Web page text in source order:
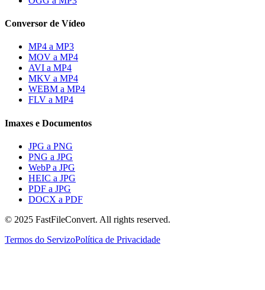
Conversor de Vídeo
MP4 a MP3
MOV a MP4
AVI a MP4
MKV a MP4
WEBM a MP4
FLV a MP4
Imaxes e Documentos
JPG a PNG
PNG a JPG
WebP a JPG
HEIC a JPG
PDF a JPG
DOCX a PDF
© 2025 FastFileConvert. All rights reserved.
Termos do ServizoPolítica de Privacidade